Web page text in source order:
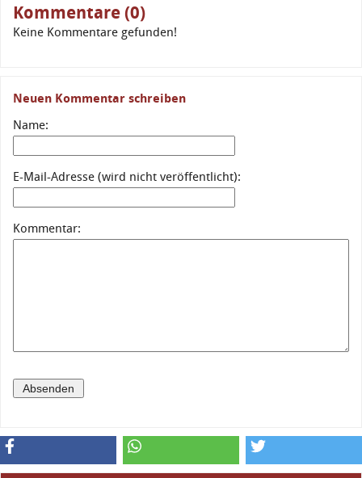
Kommentare (0)
Keine Kommentare gefunden!
Neuen Kommentar schreiben
Name:
E-Mail-Adresse (wird nicht veröffentlicht):
Kommentar: